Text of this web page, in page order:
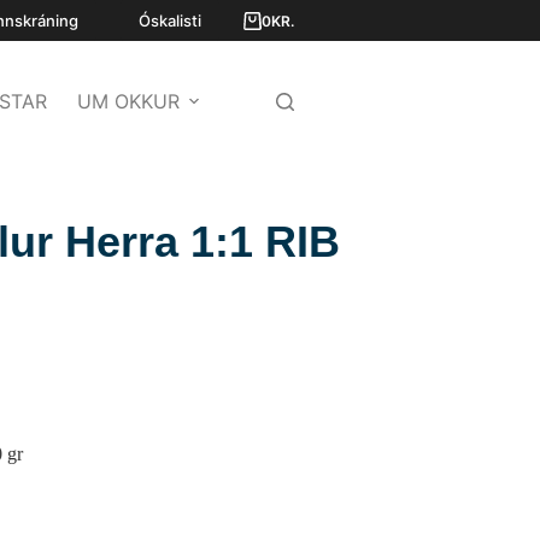
Óskalisti 0KR.
UM OKKUR
Herra 1:1 RIB
gr